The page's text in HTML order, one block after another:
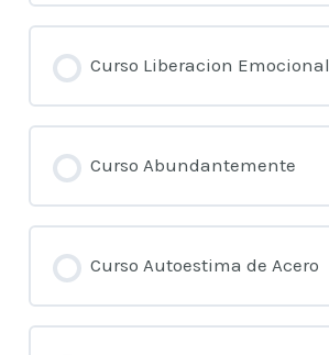
Curso Liberacion Emocional
Curso Abundantemente
Curso Autoestima de Acero